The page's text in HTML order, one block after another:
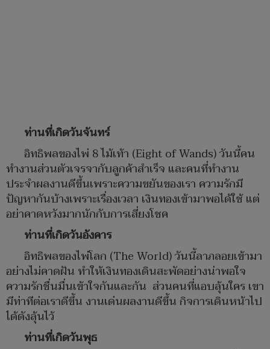
ท่านที่เกิดวันจันทร์
อิทธิพลของไพ่ 8 ไม้เท้า (Eight of Wands) วันนี้คน
ทำงานส่วนตัวเจรจากับลูกค้าสำเร็จ และคนที่ทำงาน
ประจำผลงานดีขึ้นเพราะความขยันของเรา ความรักมี
ปัญหากันบ้างเพราะเรื่องเวลา เงินทองเข้ามาพอได้ใช้​ แต่
อย่าคาดหวังมากนักกับการเสี่ยงโชค
ท่านที่เกิดวันอังคาร
อิทธิพลของไพ่โลก (The​ World) วันนี้ลาภลอยเข้ามา
อย่างไม่คาดฝัน ทำให้เงินทองเดินสะพัดอย่างน่าพอใจ
ความรักชื่นมื่นเข้าใจกันและกัน ส่วนคนที่แอบลุ้นใคร เขา
มีท่าทีต่อเราดีขึ้น งานเด่นผลงานดีขึ้น กิจการเดินหน้าไป
ได้ดังลุ้นไว้
ท่านที่เกิดวันพุธ